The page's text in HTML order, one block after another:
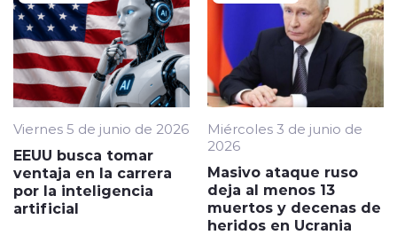
Viernes 5 de junio de 2026
EEUU busca tomar
ventaja en la carrera
por la inteligencia
artificial
Miércoles 3 de junio de
2026
Masivo ataque ruso
deja al menos 13
muertos y decenas de
heridos en Ucrania